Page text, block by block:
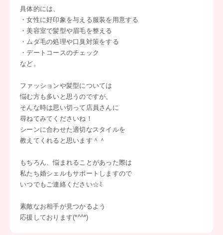
具体的には、
・女性に好印象を与える服装を用意する
・美容室で髪型や眉毛を整える
・ムダ毛の処理や口臭対策をする
・デートコースのチェック
など。
ファッションや髪型については
悩む方も多いと思うのですが、
そんな時は思い切って店員さんに
尋ねてみてくださいね！
シーンに合わせた適切なスタイルを
教えてくれると思います＾＾
もちろん、悩まれることがあった際は
私たち婚シェルもサポートしますので
いつでもご連絡ください☆ﾐ
素敵なお相手が見つかるよう
応援しております(*^^*)